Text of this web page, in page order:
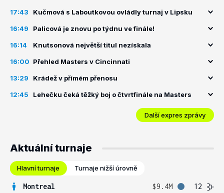
17:43 Kučmová s Laboutkovou ovládly turnaj v Lipsku
16:49 Palicová je znovu po týdnu ve finále!
16:14 Knutsonová největší titul nezískala
16:00 Přehled Masters v Cincinnati
13:29 Krádež v přímém přenosu
12:45 Lehečku čeká těžký boj o čtvrtfinále na Masters
Další expres zprávy
Aktuální turnaje
Hlavní turnaje Turnaje nižší úrovně
Montreal $9.4M
12